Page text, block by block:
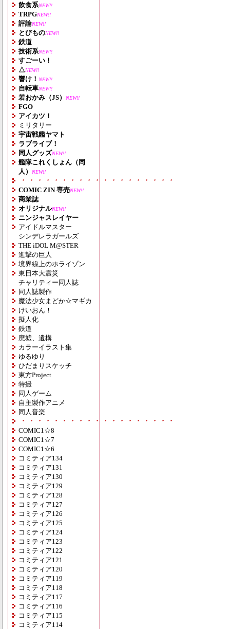
飲食系NEW!!
TRPGNEW!!
評論NEW!!
とびものNEW!!
鉄道
技術系NEW!!
すごーい！
△NEW!!
響け！ NEW!!
自転車NEW!!
若おかみ（JS） NEW!!
FGO
アイカツ！
ミリタリー
宇宙戦艦ヤマト
ラブライブ！
同人グッズNEW!!
艦隊これくしょん（同
人）
NEW!!
・・・・・・・・・・・・・・・・・・・
COMIC ZIN 専売NEW!!
商業誌
オリジナルNEW!!
ニンジャスレイヤー
アイドルマスター
シンデレラガールズ
THE iDOL M@STER
進撃の巨人
境界線上のホライゾン
東日本大震災
チャリティー同人誌
同人誌製作
魔法少女まどか☆マギカ
けいおん！
擬人化
鉄道
廃墟、遺構
カラーイラスト集
ゆるゆり
ひだまりスケッチ
東方Project
特撮
同人ゲーム
自主製作アニメ
同人音楽
・・・・・・・・・・・・・・・・・・・
COMIC1☆8
COMIC1☆7
COMIC1☆6
コミティア134
コミティア131
コミティア130
コミティア129
コミティア128
コミティア127
コミティア126
コミティア125
コミティア124
コミティア123
コミティア122
コミティア121
コミティア120
コミティア119
コミティア118
コミティア117
コミティア116
コミティア115
コミティア114